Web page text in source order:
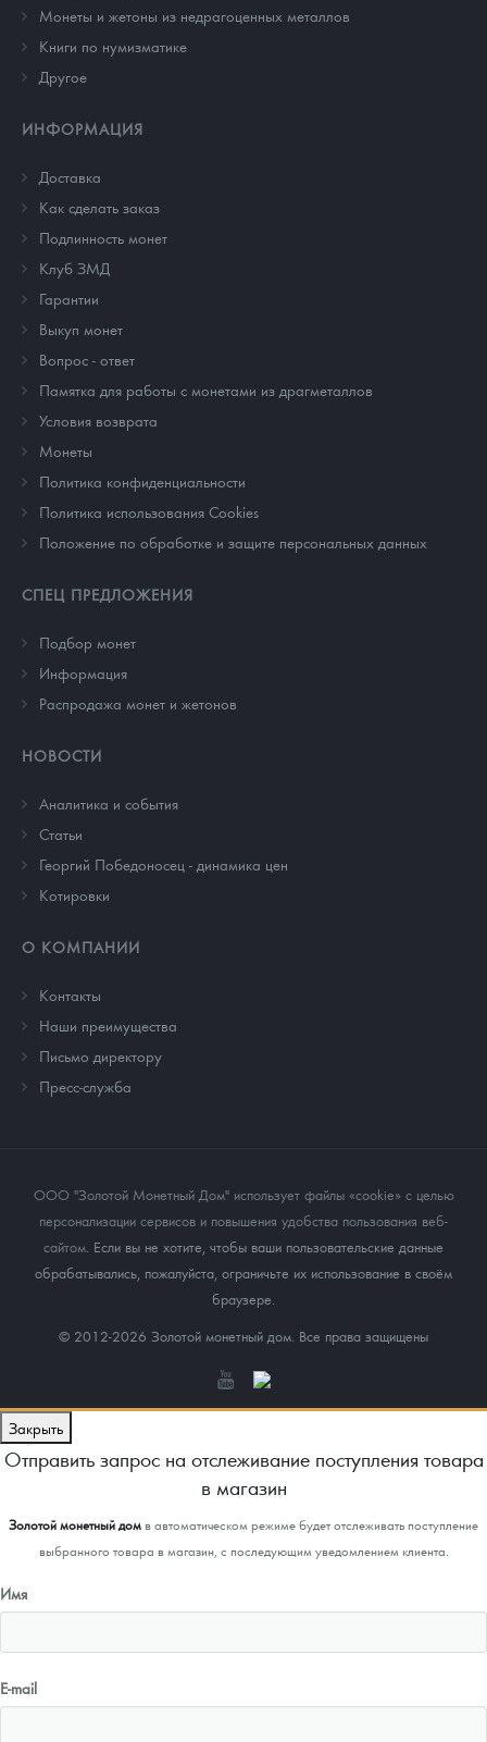
Монеты и жетоны из недрагоценных металлов
Книги по нумизматике
Другое
ИНФОРМАЦИЯ
Доставка
Как сделать заказ
Подлинность монет
Клуб ЗМД
Гарантии
Выкуп монет
Вопрос - ответ
Памятка для работы с монетами из драгметаллов
Условия возврата
Монеты
Политика конфиденциальности
Политика использования Cookies
Положение по обработке и защите персональных данных
СПЕЦ ПРЕДЛОЖЕНИЯ
Подбор монет
Информация
Распродажа монет и жетонов
НОВОСТИ
Аналитика и события
Cтатьи
Георгий Победоносец - динамика цен
Котировки
О КОМПАНИИ
Контакты
Наши преимущества
Письмо директору
Пресс-служба
ООО "Золотой Монетный Дом" использует файлы «cookie» с целью
персонализации сервисов и повышения удобства пользования веб-
сайтом . Если вы не хотите, чтобы ваши пользовательские данные
обрабатывались, пожалуйста, ограничьте их использование в своём
браузере.
© 2012-2026 Золотой монетный дом. Все права защищены
Закрыть
Отправить запрос на отслеживание поступления товара
в магазин
Золотой монетный домв автоматическом режиме будет отслеживать поступление
выбранного товара в магазин, с последующим уведомлением клиента.
Имя
E-mail